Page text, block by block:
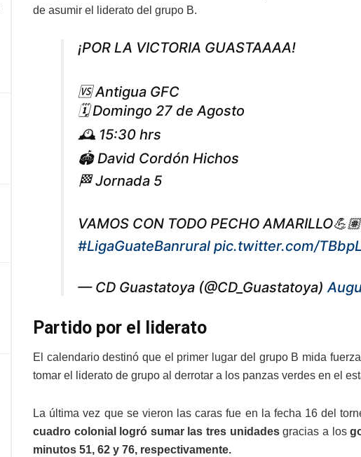
de asumir el liderato del grupo B.
¡POR LA VICTORIA GUASTAAAA!
🆚 Antigua GFC
🗓 Domingo 27 de Agosto
🕰 15:30 hrs
🏟 David Cordón Hichos
🏁 Jornada 5
VAMOS CON TODO PECHO
#LigaGuateBanrural pic.twitter.com/
— CD Guastatoya (@CD_Guastatoya)
Partido por el liderato
El calendario destinó que el primer lugar del grupo B mida
tomar el liderato de grupo al derrotar a los panzas verdes en el
La última vez que se vieron las caras fue en la fecha 16 del
cuadro colonial logró sumar las tres unidadesgracias a los
minutos 51, 62 y 76, respectivamente.